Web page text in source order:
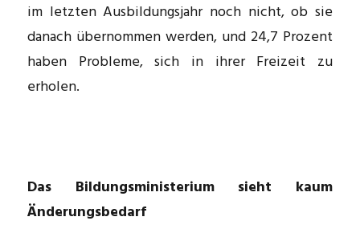
im letzten Ausbildungsjahr noch nicht, ob sie
danach übernommen werden, und 24,7 Prozent
haben Probleme, sich in ihrer Freizeit zu
erholen.
Das Bildungsministerium sieht kaum
Änderungsbedarf